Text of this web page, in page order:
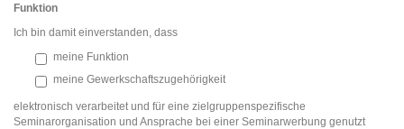
Funktion
Ich bin damit einverstanden, dass
meine Funktion
meine Gewerkschaftszugehörigkeit
elektronisch verarbeitet und für eine zielgruppenspezifische
Seminarorganisation und Ansprache bei einer Seminarwerbung genutzt